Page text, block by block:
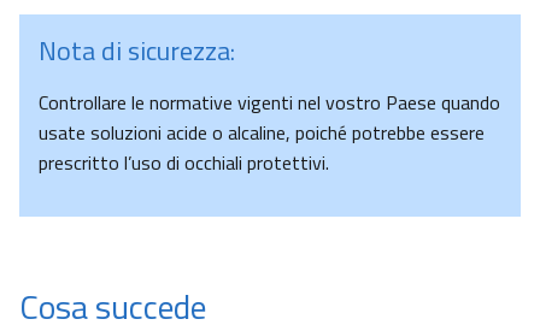
Nota di sicurezza:
Controllare le normative vigenti nel vostro Paese quando
usate soluzioni acide o alcaline, poiché potrebbe essere
prescritto l’uso di occhiali protettivi.
Cosa succede